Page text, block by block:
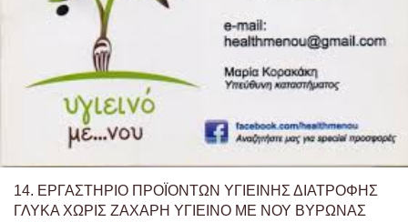
14. ΕΡΓΑΣΤΗΡΙΟ ΠΡΟΪΟΝΤΩΝ ΥΓΙΕΙΝΗΣ ΔΙΑΤΡΟΦΗΣ
ΓΛΥΚΑ ΧΩΡΙΣ ΖΑΧΑΡΗ ΥΓΙΕΙΝΟ ΜΕ ΝΟΥ ΒΥΡΩΝΑΣ